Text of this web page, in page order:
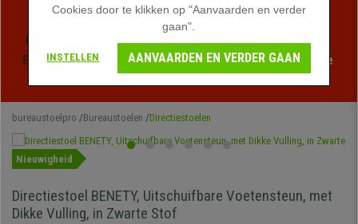
Profiteer van de Zomeruitverkoop bij bureaustoelpro!
Exclusieve kortingen voor een beperkte tijd - Bekijk de
bureaustoelpro Bureaustoelen Directiestoelen
Nieuwigheid
Directiestoel BENETY, Uitschuifbare Voetensteun, met
Dikke Vulling, in Zwarte Stof
Cookies door te klikken op "Aanvaarden en verder
gaan".
INSTELLEN AANVAARDEN EN VERDER GAAN